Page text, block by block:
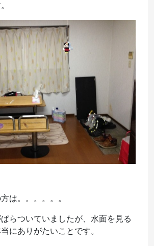
は。。。。。。
らついていましたが、水面を見る
にありがたいことです。